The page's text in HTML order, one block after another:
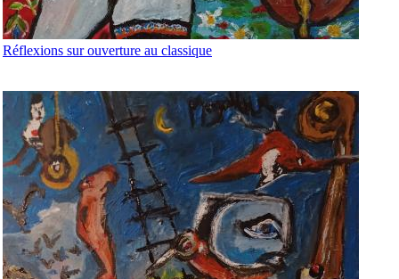
Réflexions sur ouverture au classique